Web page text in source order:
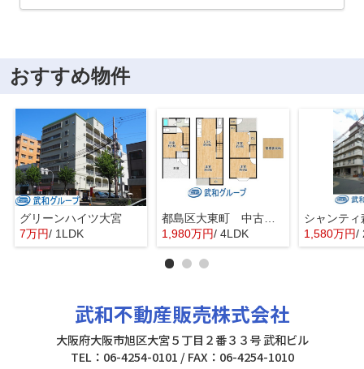
おすすめ物件
グリーンハイツ大宮
7万円/ 1LDK
都島区大東町 中古戸建
1,980万円/ 4LDK
シャンティ
1,580万円/
武和不動産販売株式会社
大阪府大阪市旭区大宮５丁目２番３３号 武和ビル
TEL：06-4254-0101 / FAX：06-4254-1010